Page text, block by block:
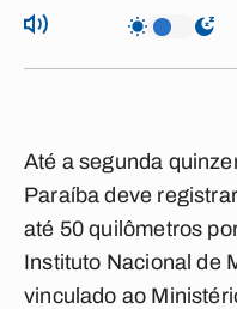
Até a segunda
Paraíba deve
até 50 quilômetros
Instituto Nacional de
vinculado ao